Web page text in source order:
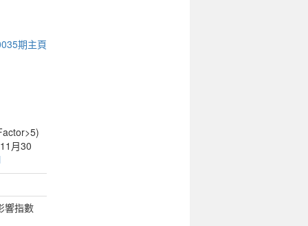
期主頁
月30
響指數